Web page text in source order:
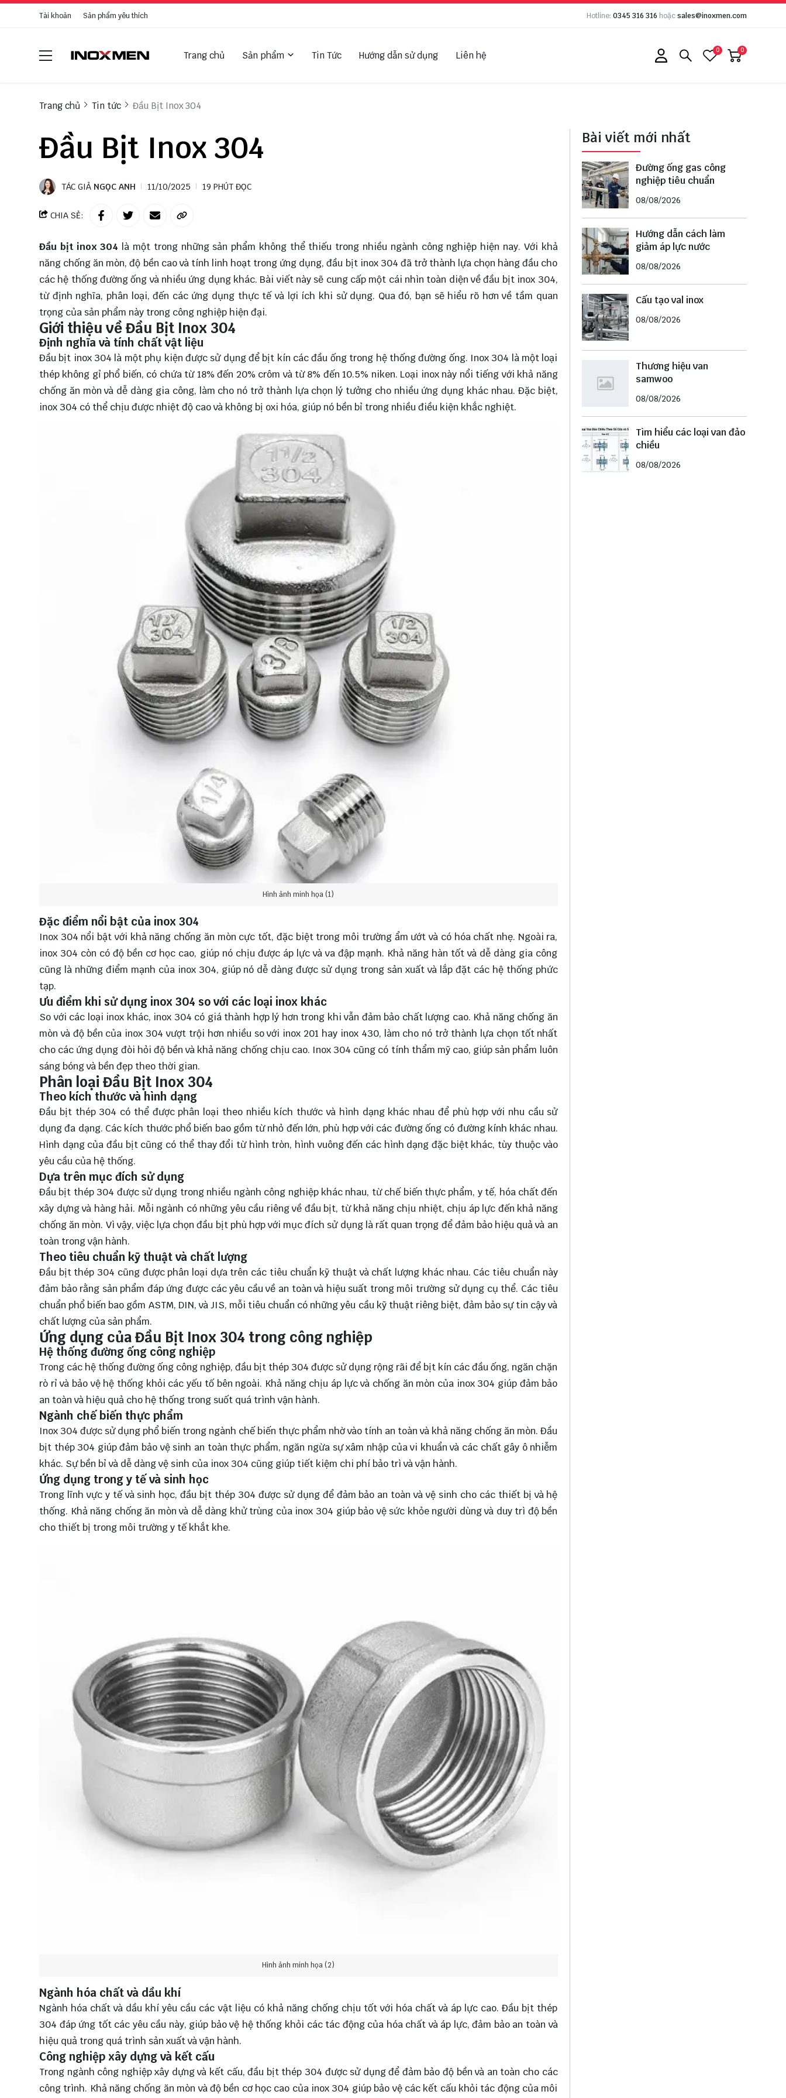
Tài khoản Sản phẩm yêu thích Hotline: 0345 316 316 hoặcsales@inoxmen.com
Trang chủ Sản phẩm Tin Tức Hướng dẫn sử dụng Liên hệ 0 0
Trang chủ Tin tức Đầu Bịt Inox 304
Đầu Bịt Inox 304
TÁC GIẢ NGỌC ANH 11/10/2025 19 PHÚT ĐỌC
CHIA SẺ:
Đầu bịt inox 304 là một trong những sản phẩm không thể thiếu trong nhiều ngành công nghiệp hiện nay. Với khả
năng chống ăn mòn, độ bền cao và tính linh hoạt trong ứng dụng, đầu bịt inox 304 đã trở thành lựa chọn hàng đầu cho
các hệ thống đường ống và nhiều ứng dụng khác. Bài viết này sẽ cung cấp một cái nhìn toàn diện về đầu bịt inox 304,
từ định nghĩa, phân loại, đến các ứng dụng thực tế và lợi ích khi sử dụng. Qua đó, bạn sẽ hiểu rõ hơn về tầm quan
trọng của sản phẩm này trong công nghiệp hiện đại.
Giới thiệu về Đầu Bịt Inox 304
Định nghĩa và tính chất vật liệu
Đầu bịt inox 304 là một phụ kiện được sử dụng để bịt kín các đầu ống trong hệ thống đường ống. Inox 304 là một loại
thép không gỉ phổ biến, có chứa từ 18% đến 20% crôm và từ 8% đến 10.5% niken. Loại inox này nổi tiếng với khả năng
chống ăn mòn và dễ dàng gia công, làm cho nó trở thành lựa chọn lý tưởng cho nhiều ứng dụng khác nhau. Đặc biệt,
inox 304 có thể chịu được nhiệt độ cao và không bị oxi hóa, giúp nó bền bỉ trong nhiều điều kiện khắc nghiệt.
Hình ảnh minh họa (1)
Đặc điểm nổi bật của inox 304
Inox 304 nổi bật với khả năng chống ăn mòn cực tốt, đặc biệt trong môi trường ẩm ướt và có hóa chất nhẹ. Ngoài ra,
inox 304 còn có độ bền cơ học cao, giúp nó chịu được áp lực và va đập mạnh. Khả năng hàn tốt và dễ dàng gia công
cũng là những điểm mạnh của inox 304, giúp nó dễ dàng được sử dụng trong sản xuất và lắp đặt các hệ thống phức
tạp.
Ưu điểm khi sử dụng inox 304 so với các loại inox khác
So với các loại inox khác, inox 304 có giá thành hợp lý hơn trong khi vẫn đảm bảo chất lượng cao. Khả năng chống ăn
mòn và độ bền của inox 304 vượt trội hơn nhiều so với inox 201 hay inox 430, làm cho nó trở thành lựa chọn tốt nhất
cho các ứng dụng đòi hỏi độ bền và khả năng chống chịu cao. Inox 304 cũng có tính thẩm mỹ cao, giúp sản phẩm luôn
sáng bóng và bền đẹp theo thời gian.
Phân loại Đầu Bịt Inox 304
Theo kích thước và hình dạng
Đầu bịt thép 304 có thể được phân loại theo nhiều kích thước và hình dạng khác nhau để phù hợp với nhu cầu sử
dụng đa dạng. Các kích thước phổ biến bao gồm từ nhỏ đến lớn, phù hợp với các đường ống có đường kính khác nhau.
Hình dạng của đầu bịt cũng có thể thay đổi từ hình tròn, hình vuông đến các hình dạng đặc biệt khác, tùy thuộc vào
yêu cầu của hệ thống.
Dựa trên mục đích sử dụng
Đầu bịt thép 304 được sử dụng trong nhiều ngành công nghiệp khác nhau, từ chế biến thực phẩm, y tế, hóa chất đến
xây dựng và hàng hải. Mỗi ngành có những yêu cầu riêng về đầu bịt, từ khả năng chịu nhiệt, chịu áp lực đến khả năng
chống ăn mòn. Vì vậy, việc lựa chọn đầu bịt phù hợp với mục đích sử dụng là rất quan trọng để đảm bảo hiệu quả và an
toàn trong vận hành.
Theo tiêu chuẩn kỹ thuật và chất lượng
Đầu bịt thép 304 cũng được phân loại dựa trên các tiêu chuẩn kỹ thuật và chất lượng khác nhau. Các tiêu chuẩn này
đảm bảo rằng sản phẩm đáp ứng được các yêu cầu về an toàn và hiệu suất trong môi trường sử dụng cụ thể. Các tiêu
chuẩn phổ biến bao gồm ASTM, DIN, và JIS, mỗi tiêu chuẩn có những yêu cầu kỹ thuật riêng biệt, đảm bảo sự tin cậy và
chất lượng của sản phẩm.
Ứng dụng của Đầu Bịt Inox 304 trong công nghiệp
Hệ thống đường ống công nghiệp
Trong các hệ thống đường ống công nghiệp, đầu bịt thép 304 được sử dụng rộng rãi để bịt kín các đầu ống, ngăn chặn
rò rỉ và bảo vệ hệ thống khỏi các yếu tố bên ngoài. Khả năng chịu áp lực và chống ăn mòn của inox 304 giúp đảm bảo
an toàn và hiệu quả cho hệ thống trong suốt quá trình vận hành.
Ngành chế biến thực phẩm
Inox 304 được sử dụng phổ biến trong ngành chế biến thực phẩm nhờ vào tính an toàn và khả năng chống ăn mòn. Đầu
bịt thép 304 giúp đảm bảo vệ sinh an toàn thực phẩm, ngăn ngừa sự xâm nhập của vi khuẩn và các chất gây ô nhiễm
khác. Sự bền bỉ và dễ dàng vệ sinh của inox 304 cũng giúp tiết kiệm chi phí bảo trì và vận hành.
Ứng dụng trong y tế và sinh học
Trong lĩnh vực y tế và sinh học, đầu bịt thép 304 được sử dụng để đảm bảo an toàn và vệ sinh cho các thiết bị và hệ
thống. Khả năng chống ăn mòn và dễ dàng khử trùng của inox 304 giúp bảo vệ sức khỏe người dùng và duy trì độ bền
cho thiết bị trong môi trường y tế khắt khe.
Hình ảnh minh họa (2)
Ngành hóa chất và dầu khí
Ngành hóa chất và dầu khí yêu cầu các vật liệu có khả năng chống chịu tốt với hóa chất và áp lực cao. Đầu bịt thép
304 đáp ứng tốt các yêu cầu này, giúp bảo vệ hệ thống khỏi các tác động của hóa chất và áp lực, đảm bảo an toàn và
hiệu quả trong quá trình sản xuất và vận hành.
Công nghiệp xây dựng và kết cấu
Trong ngành công nghiệp xây dựng và kết cấu, đầu bịt thép 304 được sử dụng để đảm bảo độ bền và an toàn cho các
công trình. Khả năng chống ăn mòn và độ bền cơ học cao của inox 304 giúp bảo vệ các kết cấu khỏi tác động của môi
Bài viết mới nhất
Đường ống gas công
nghiệp tiêu chuẩn
08/08/2026
Hướng dẫn cách làm
giảm áp lực nước
08/08/2026
Cấu tạo val inox
08/08/2026
Thương hiệu van
samwoo
08/08/2026
Tìm hiểu các loại van đảo
chiều
08/08/2026